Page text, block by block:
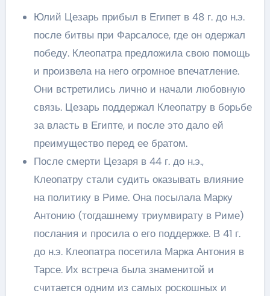
Юлий Цезарь прибыл в Египет в 48 г. до н.э.
после битвы при Фарсалосе, где он одержал
победу. Клеопатра предложила свою помощь
и произвела на него огромное впечатление.
Они встретились лично и начали любовную
связь. Цезарь поддержал Клеопатру в борьбе
за власть в Египте, и после это дало ей
преимущество перед ее братом.
После смерти Цезаря в 44 г. до н.э.,
Клеопатру стали судить оказывать влияние
на политику в Риме. Она посылала Марку
Антонию (тогдашнему триумвирату в Риме)
послания и просила о его поддержке. В 41 г.
до н.э. Клеопатра посетила Марка Антония в
Тарсе. Их встреча была знаменитой и
считается одним из самых роскошных и